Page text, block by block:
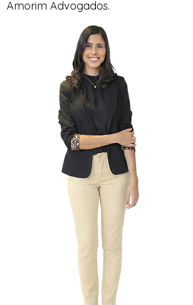
Amorim Advogados.